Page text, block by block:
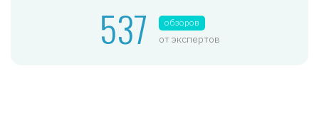
537 обзоров
от экспертов